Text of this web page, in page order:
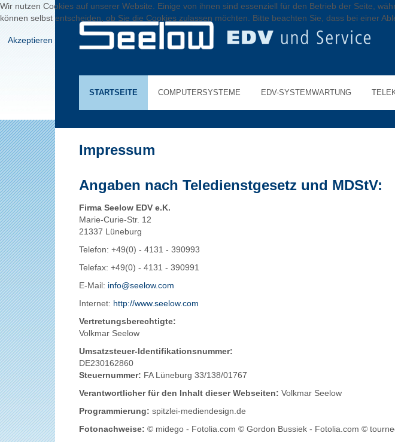
STARTSEITE COMPUTERSYSTEME EDV-SYSTEMWARTUNG
Impressum
Angaben nach Teledienstgesetz und MDStV:
Firma Seelow EDV e.K.
Marie-Curie-Str. 12
21337 Lüneburg
Telefon: +49(0) - 4131 - 390993
Telefax: +49(0) - 4131 - 390991
E-Mail: info@seelow.com
Internet: http://www.seelow.com
Vertretungsberechtigte:
Volkmar Seelow
Umsatzsteuer-Identifikationsnummer:
DE230162860
Steuernummer: FA Lüneburg 33/138/01767
Verantwortlicher für den Inhalt dieser Webseiten: Volkmar Seelow
Programmierung: spitzlei-mediendesign.de
Fotonachweise: © midego - Fotolia.com © Gordon Bussiek - Fotolia.com ©
Wir nutzen Cookies auf unserer Website. Einige von ihnen sind essenziell für den Betrieb der Seite,
können selbst entscheiden, ob Sie die Cookies zulassen möchten. Bitte beachten Sie, dass bei einer
Akzeptieren